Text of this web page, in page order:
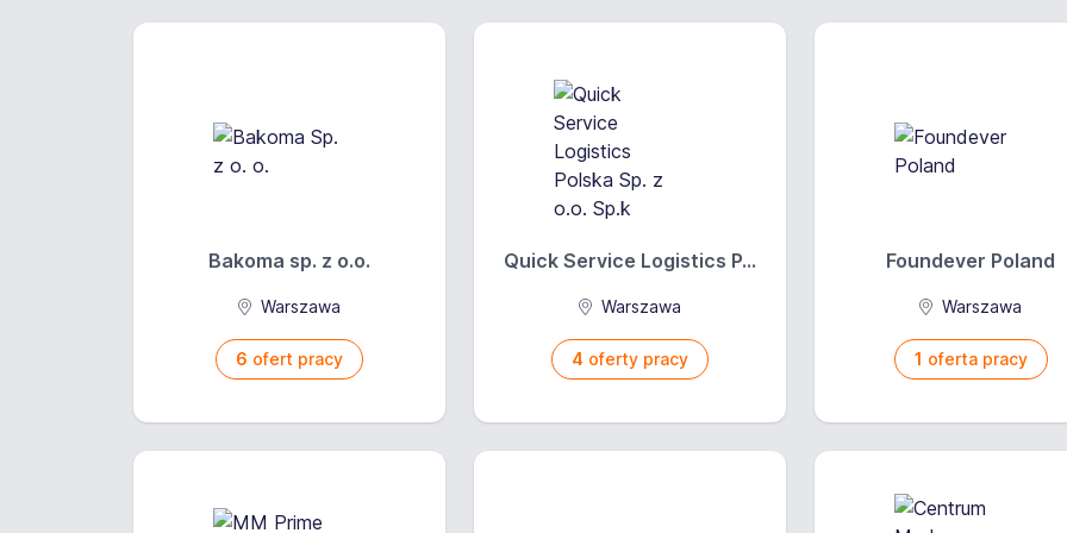
Oferujemy
Wynagrodzenie brutto: od 4 000 PLN
Opis wynagrodzenia: + premia 20%;
W sumie wynagrodzenie nie mniejsze niż wynagrodzenie minimalne;
System wynagrodzenia: Czasowy ze stawką miesięczną
Bakoma sp. z o.o.
Warszawa
6 ofert pracy
Quick Service Logistics P...
Warszawa
4 oferty pracy
Foundever Poland
Warszawa
1 oferta pracy